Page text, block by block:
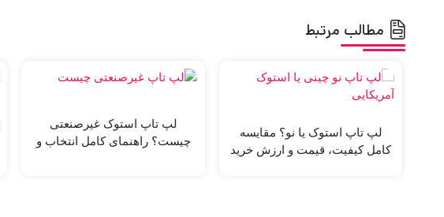
مطالب مرتبط
لپ تاپ استوک یا نو؟ مقایسه
کامل کیفیت، قیمت و ارزش خرید
لپ تاپ استوک غیرصنعتی
چیست؟ راهنمای کامل انتخاب و